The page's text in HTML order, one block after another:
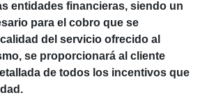
entidades financieras, siendo un
para el cobro que se
del servicio ofrecido al
se proporcionará al cliente
de todos los incentivos que